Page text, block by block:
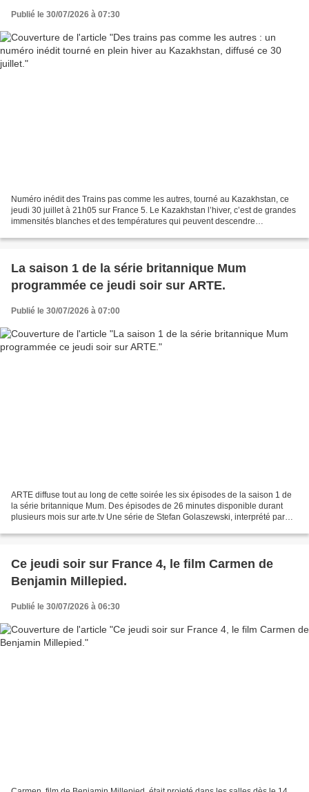
Publié le 30/07/2026 à 07:30
Numéro inédit des Trains pas comme les autres, tourné au Kazakhstan, ce
jeudi 30 juillet à 21h05 sur France 5. Le Kazakhstan l’hiver, c’est de grandes
immensités blanches et des températures qui peuvent descendre
La saison 1 de la série britannique Mum
programmée ce jeudi soir sur ARTE.
Publié le 30/07/2026 à 07:00
ARTE diffuse tout au long de cette soirée les six épisodes de la saison 1 de
la série britannique Mum. Des épisodes de 26 minutes disponible durant
plusieurs mois sur arte.tv Une série de Stefan Golaszewski, interprété par
Ce jeudi soir sur France 4, le film Carmen de
Benjamin Millepied.
Publié le 30/07/2026 à 06:30